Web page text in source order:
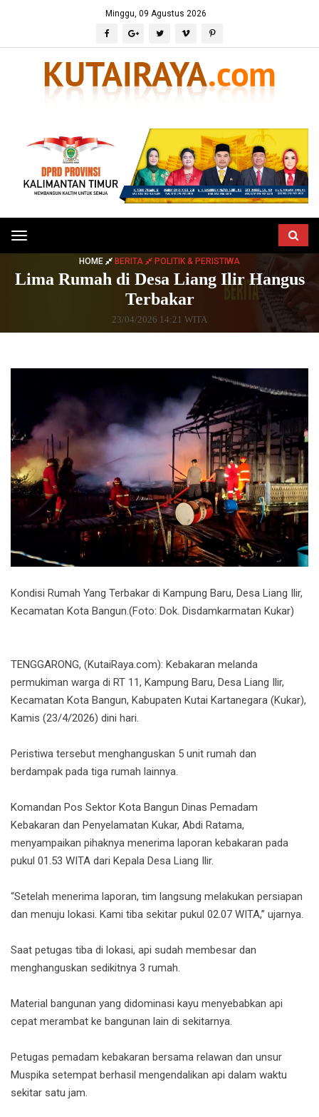
Minggu, 09 Agustus 2026
Toggle
navigation
HOME BERITA POLITIK & PERISTIWA
Lima Rumah di Desa Liang Ilir Hangus
Terbakar
23/04/2026 14:21 WITA
Kondisi Rumah Yang Terbakar di Kampung Baru, Desa Liang Ilir,
Kecamatan Kota Bangun.(Foto: Dok. Disdamkarmatan Kukar)
TENGGARONG, (KutaiRaya.com): Kebakaran melanda
permukiman warga di RT 11, Kampung Baru, Desa Liang Ilir,
Kecamatan Kota Bangun, Kabupaten Kutai Kartanegara (Kukar),
Kamis (23/4/2026) dini hari.
Peristiwa tersebut menghanguskan 5 unit rumah dan
berdampak pada tiga rumah lainnya.
Komandan Pos Sektor Kota Bangun Dinas Pemadam
Kebakaran dan Penyelamatan Kukar, Abdi Ratama,
menyampaikan pihaknya menerima laporan kebakaran pada
pukul 01.53 WITA dari Kepala Desa Liang Ilir.
“Setelah menerima laporan, tim langsung melakukan persiapan
dan menuju lokasi. Kami tiba sekitar pukul 02.07 WITA,” ujarnya.
Saat petugas tiba di lokasi, api sudah membesar dan
menghanguskan sedikitnya 3 rumah.
Material bangunan yang didominasi kayu menyebabkan api
cepat merambat ke bangunan lain di sekitarnya.
Petugas pemadam kebakaran bersama relawan dan unsur
Muspika setempat berhasil mengendalikan api dalam waktu
sekitar satu jam.